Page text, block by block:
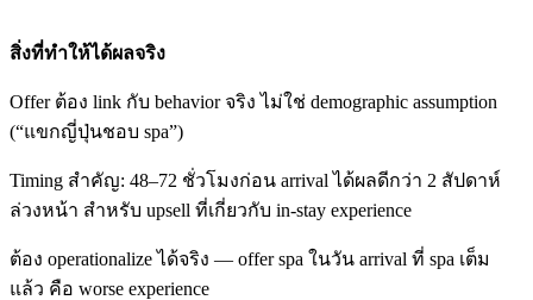
สิ่งที่ทำให้ได้ผลจริง
Offer ต้อง link กับ behavior จริง ไม่ใช่ demographic assumption
(“แขกญี่ปุ่นชอบ spa”)
Timing สำคัญ: 48–72 ชั่วโมงก่อน arrival ได้ผลดีกว่า 2 สัปดาห์
ล่วงหน้า สำหรับ upsell ที่เกี่ยวกับ in-stay experience
ต้อง operationalize ได้จริง — offer spa ในวัน arrival ที่ spa เต็ม
แล้ว คือ worse experience